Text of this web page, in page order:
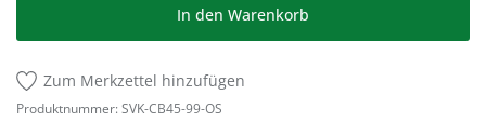
In den Warenkorb
Zum Merkzettel hinzufügen
Produktnummer: SVK-CB45-99-OS